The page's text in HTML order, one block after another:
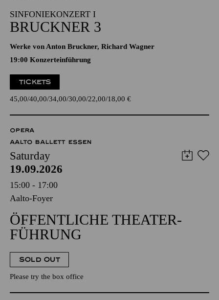
SINFONIEKONZERT I
BRUCKNER 3
Werke von Anton Bruckner, Richard Wagner
19:00 Konzerteinführung
TICKETS
45,00 40,00 34,00 30,00 22,00 18,00 €
OPERA
AALTO BALLETT ESSEN
Saturday
19.09.2026
15:00 - 17:00
Aalto-Foyer
ÖFFENTLICHE THEATER­
FÜHRUNG
SOLD OUT
Please try the box office